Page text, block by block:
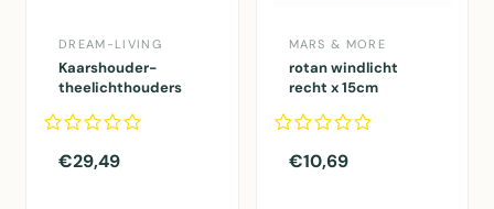
DREAM-LIVING
Kaarshouder-
theelichthouders
€29,49
MARS & MORE
rotan windlicht
recht x 15cm
€10,69